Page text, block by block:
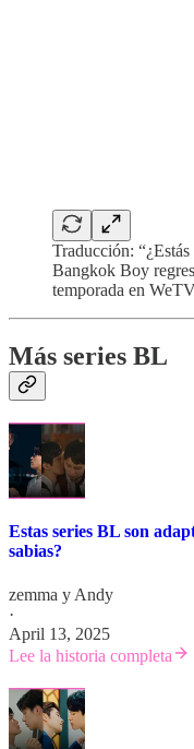
Traducción:
Bangkok Boy
temporada en
Más series BL
Estas series BL son
sabias?
zemma y Andy
·
April 13, 2025
Lee la historia completa